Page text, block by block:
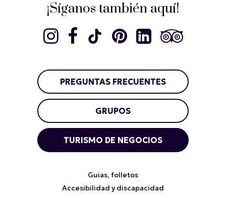
¡Síganos también aquí!
PREGUNTAS FRECUENTES
GRUPOS
TURISMO DE NEGOCIOS
Guias, folletos
Accesibilidad y discapacidad